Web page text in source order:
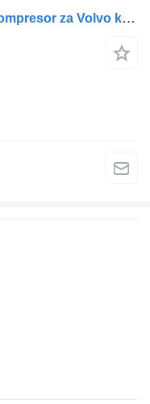
WABCO 21172036 pneumatski kompresor za Volvo kamiona